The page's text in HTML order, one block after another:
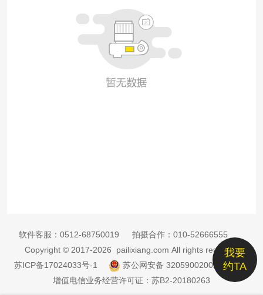
我要
约TA
软件客服： 0512-68750019 拍摄合作： 010-52666555
Copyright © 2017-2026 pailixiang.com All rights reserved
苏ICP备17024033号-1
苏公网安备 32059002002885号
增值电信业务经营许可证：苏B2-20180263